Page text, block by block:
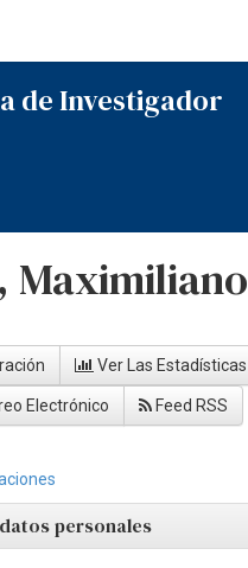
de Investigador
Maximiliano
Ver Las Estadísticas
Electrónico Feed RSS
personales